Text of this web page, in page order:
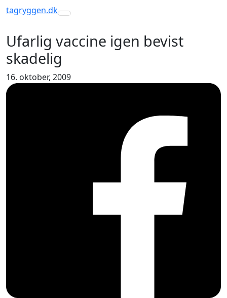
tagryggen.dk
Toggle navigation
Ufarlig vaccine igen bevist
skadelig
16. oktober, 2009